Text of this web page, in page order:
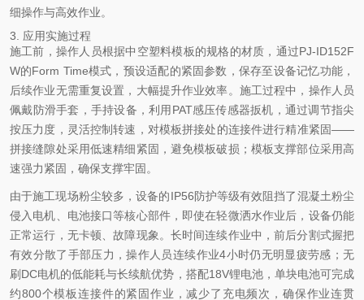
细操作与高效作业。
3. 应用实施过程
施工前，操作人员根据中空塑料模板的规格的材质，通过PJ-ID152F
W的Form Time模式，预设适配的紧固参数，保存至设备记忆功能，
后续作业无需重复设置，大幅提升作业效率。施工过程中，操作人员
佩戴防滑手套，手持设备，利用PAT感压传感器扳机，通过调节指尖
按压力度，灵活控制转速，对模板拼接处的连接件进行精准紧固——
拼接缝隙处采用低速精细紧固，避免模板破损；模板支撑部位采用高
速强力紧固，确保支撑牢固。
由于施工现场粉尘较多，设备的IP56防护等级有效阻挡了混凝土粉尘
侵入电机、电池接口等核心部件，即使在轻微洒水作业后，设备仍能
正常运行，无卡顿、故障现象。长时间连续作业中，前后分割式握把
有效分散了手部压力，操作人员连续作业4小时仍无明显疲劳感；无
刷DC电机的低能耗与长续航优势，搭配18V锂电池，单块电池可完成
约800个模板连接件的紧固作业，减少了充电频次，确保作业连贯